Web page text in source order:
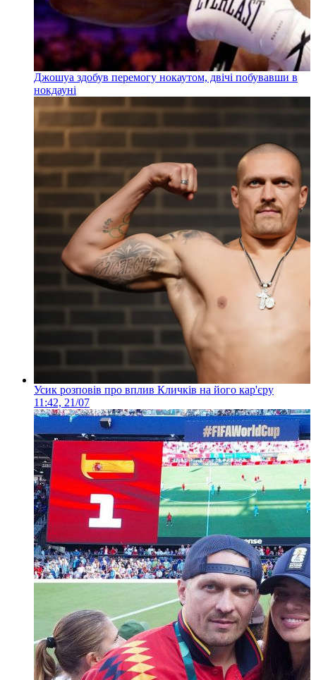
Джошуа здобув перемогу нокаутом, двічі побувавши в
нокдауні
Усик розповів про вплив Кличків на його кар'єру
11:42, 21/07